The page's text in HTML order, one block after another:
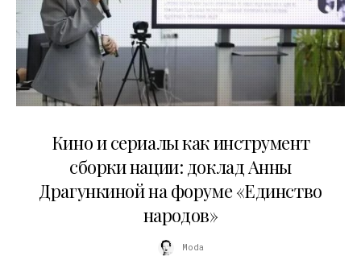
Кино и сериалы как инструмент
сборки нации: доклад Анны
Драгункиной на форуме «Единство
народов»
Moda